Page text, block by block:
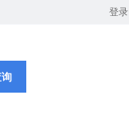
登录